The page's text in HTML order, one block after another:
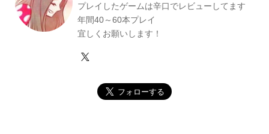
プレイしたゲームは辛口でレビューしてます
年間40～60本プレイ
宜しくお願いします！